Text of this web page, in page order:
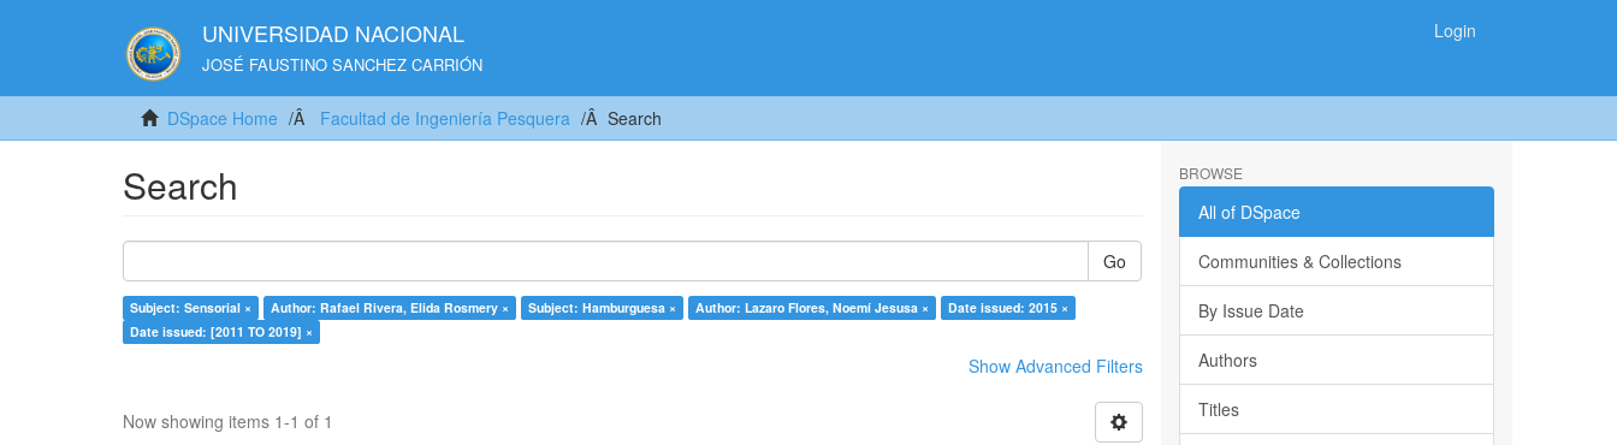
UNIVERSIDAD NACIONAL
JOSÉ FAUSTINO SANCHEZ CARRIÓN
Login
DSpace Home Facultad de Ingeniería Pesquera Search
Search
Go
Subject: Sensorial × Author: Rafael Rivera, Elida Rosmery × Subject: Hamburguesa × Author: Lazaro Flores, Noemí Jesusa ×
Date issued: 2015 ×
Date issued: [2011 TO 2019] ×
Show Advanced Filters
Now showing items 1-1 of 1
BROWSE
All of DSpace
Communities & Collections
By Issue Date
Authors
Titles